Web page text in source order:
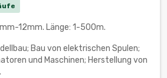
12mm. Länge: 1-500m.
Bau von elektrischen Spulen;
und Maschinen; Herstellung von